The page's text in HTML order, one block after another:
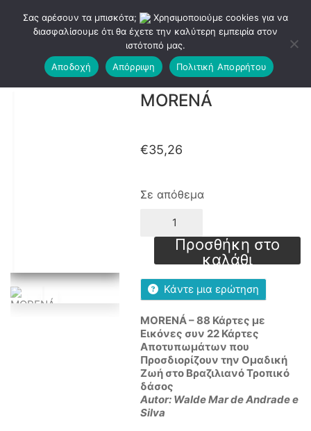
MORENÁ
€35,26
Σε απόθεμα
ποσότητα
Προσθήκη στο
καλάθι
Κάντε μια ερώτηση
MORENÁ – 88 Κάρτες με
Εικόνες συν 22 Κάρτες
Αποτυπωμάτων που
Προσδιορίζουν την Ομαδική
Ζωή στο Βραζιλιανό Τροπικό
δάσος
Autor: Walde Mar de Andrade e
Silva
Σας αρέσουν τα μπισκότα;
Χρησιμοποιούμε cookies για να
διασφαλίσουμε ότι θα έχετε την καλύτερη εμπειρία στον
ιστότοπό μας.
Αποδοχή
Απόρριψη Πολιτική Απορρήτου